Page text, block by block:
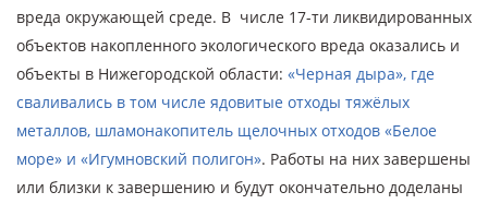
вреда окружающей среде. В числе 17-ти ликвидированных
объектов накопленного экологического вреда оказались и
объекты в Нижегородской области: «Черная дыра», где
сваливались в том числе ядовитые отходы тяжёлых
металлов, шламонакопитель щелочных отходов «Белое
море» и «Игумновский полигон». Работы на них завершены
или близки к завершению и будут окончательно доделаны